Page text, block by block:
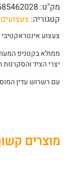
מק"ט:
קטגוריה:
צעצוע
ממולא בקטניפ
יצרי הציד
עם רשרוש עדין
מוצרים